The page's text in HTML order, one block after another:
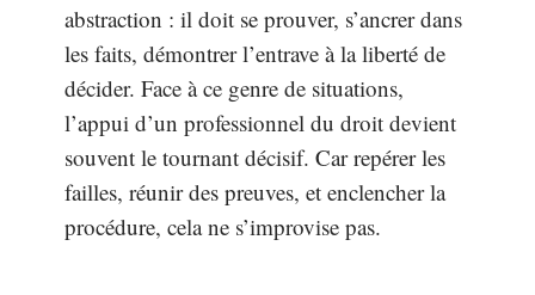
abstraction : il doit se prouver, s’ancrer dans
les faits, démontrer l’entrave à la liberté de
décider. Face à ce genre de situations,
l’appui d’un professionnel du droit devient
souvent le tournant décisif. Car repérer les
failles, réunir des preuves, et enclencher la
procédure, cela ne s’improvise pas.